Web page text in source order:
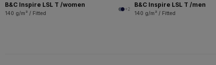
B&C Inspire LSL T /women
140 g/m² / Fitted
+2
B&C Inspire LSL T /men
140 g/m² / Fitted